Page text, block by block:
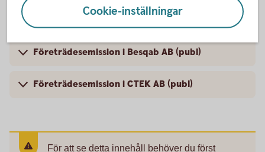
Företrädesemission i Castellum Aktiebolag
Företrädesemission i Besqab AB (publ)
Företrädesemission i CTEK AB (publ)
För att se detta innehåll behöver du först
Cookie-inställningar